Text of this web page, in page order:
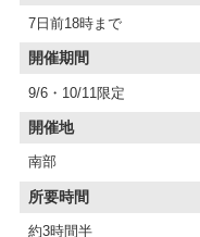
7日前18時まで
開催期間
9/6・10/11限定
開催地
南部
所要時間
約3時間半